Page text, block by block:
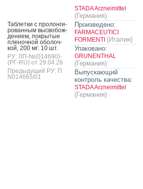
Таб­летки с про­лон­ги­
рован­ным выс­во­бож­
де­ни­ем, пок­ры­тые
пле­ноч­ной обо­лоч­
кой, 200 мг: 10 шт.
РУ: ЛП-№(014690)-
(РГ-RU) от 29.04.26
Предыдущий РУ: П
N014665/01
STADA Arzneimittel
(Германия)
Произведено:
FARMACEUTICI
FORMENTI (Италия)
Упаковано:
GRUNENTHAL
(Германия)
Выпускающий
контроль качества:
STADA Arzneimittel
(Германия)